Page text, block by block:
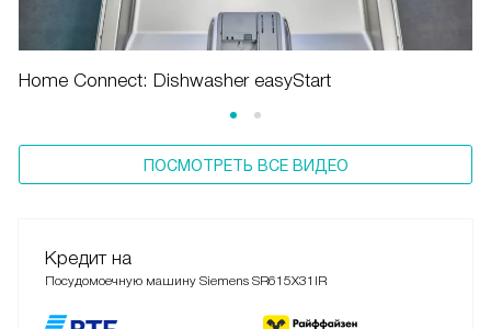
Home Connect: Dishwasher easyStart
ПОСМОТРЕТЬ ВСЕ ВИДЕО
Кредит на
Посудомоечную машину Siemens SR615X31IR